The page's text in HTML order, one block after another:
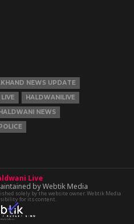
NEWS UPDATE
HALDWANILIVE
NEWS
Live
by Webtik Media
solely by the website owner. Webtik Media
for its content.